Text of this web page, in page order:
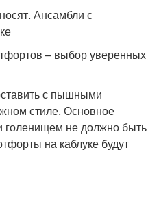
– выбор уверенных
с пышными
стиле. Основное
голенищем не должно быть
на каблуке будут